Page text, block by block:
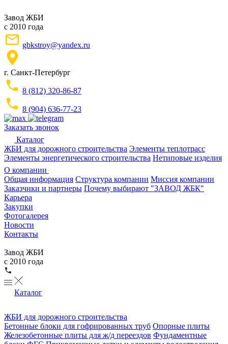
Завод ЖБИ
с 2010 года
gbkstroy@yandex.ru
г. Санкт-Петербург
8 (812) 320-86-87
8 (904) 636-77-23
Заказать звонок
Каталог
ЖБИ для дорожного строительства Элементы теплотрасс
Элементы энергетического строительства Нетиповые изделия
О компании
Общая информация Структура компании Миссия компании
Заказчики и партнеры Почему выбирают "ЗАВОД ЖБК"
Карьера
Закупки
Фотогалерея
Новости
Контакты
Завод ЖБИ
с 2010 года
Каталог
ЖБИ для дорожного строительства
Бетонные блоки для гофрированных труб Опорные плиты
Железобетонные плиты для ж/д переездов Фундаментные